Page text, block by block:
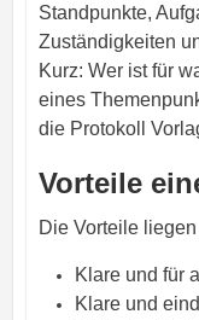
Standpunkte,
Zuständigkeiten
Kurz: Wer ist für
eines
die Protokoll
Vorteile
Die Vorteile
Klare und für
Klare und